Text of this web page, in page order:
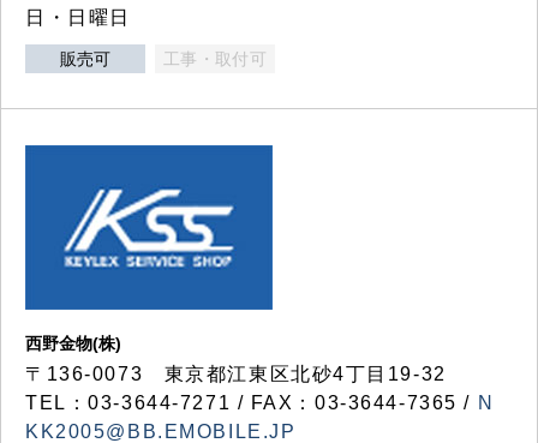
日・日曜日
販売可 工事・取付可
西野金物(株)
〒136-0073 東京都江東区北砂4丁目19-32
TEL：03‐3644‐7271 / FAX：03-3644-7365 / N
KK2005@BB.EMOBILE.JP